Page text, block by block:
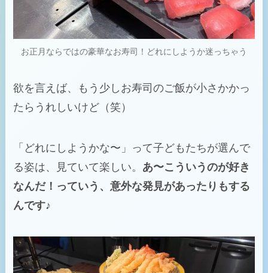
お正月ならではの豪華なお寿司！どれにしようか迷っちゃう
欲を言えば、もう少しお寿司のご飯が小さかかっ
たらうれしいけど（笑）
「どれにしようかな〜」って子どもたちが選んで
る姿は、見ていて楽しい。 あ〜こういうのが好き
なんだ！っていう、意外な発見があったりもする
んです♪